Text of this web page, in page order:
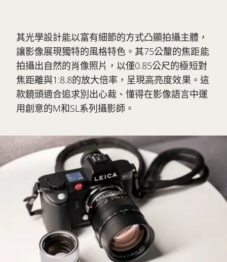
其光學設計能以富有細節的方式凸顯拍攝主體，
讓影像展現獨特的風格特色。其75公釐的焦距能
拍攝出自然的肖像照片，以僅0.85公尺的極短對
焦距離與1:8.8的放大倍率，呈現高亮度效果。這
款鏡頭適合追求別出心裁、懂得在影像語言中運
用創意的M和SL系列攝影師。